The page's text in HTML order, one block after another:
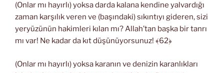
(Onlar mı hayırlı) yoksa darda kalana kendine yalvardığı
zaman karşılık veren ve (başındaki) sıkıntıyı gideren, sizi
yeryüzünün hakimleri kılan mı? Allah’tan başka bir tanrı
mı var! Ne kadar da kıt düşünüyorsunuz! ﴾62﴿
(Onlar mı hayırlı) yoksa karanın ve denizin karanlıkları